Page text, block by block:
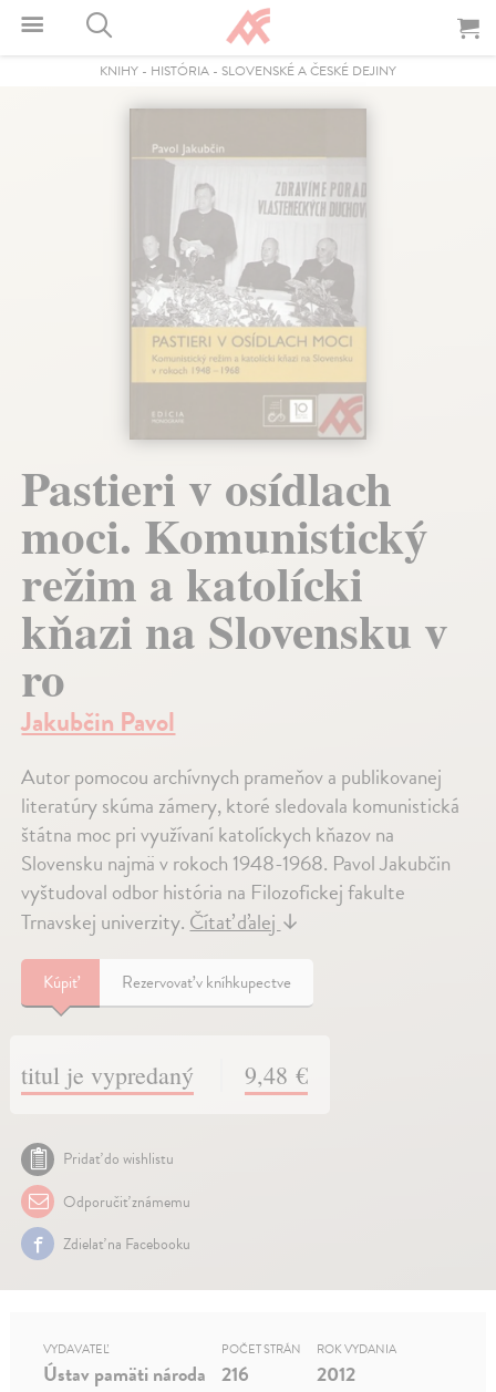
KNIHY - HISTÓRIA - SLOVENSKÉ A ČESKÉ DEJINY
Pastieri v osídlach
moci. Komunistický
režim a katolícki
kňazi na Slovensku v
ro
Jakubčin Pavol
Autor pomocou archívnych prameňov a publikovanej
literatúry skúma zámery, ktoré sledovala komunistická
štátna moc pri využívaní katolíckych kňazov na
Slovensku najmä v rokoch 1948-1968. Pavol Jakubčin
vyštudoval odbor história na Filozofickej fakulte
Trnavskej univerzity.Čítať ďalej↓
Kúpiť Rezervovať v kníhkupectve
titul je vypredaný 9,48 €
Pridať do wishlistu
Odporučiť známemu
Zdielať na Facebooku
VYDAVATEĽ
Ústav pamäti národa
POČET STRÁN
216
ROK VYDANIA
2012